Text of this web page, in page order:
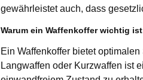
gewährleistet auch, dass
Warum ein Waffenkoffer wichtig
Ein Waffenkoffer bietet
Langwaffen oder Kurzwaffen ist